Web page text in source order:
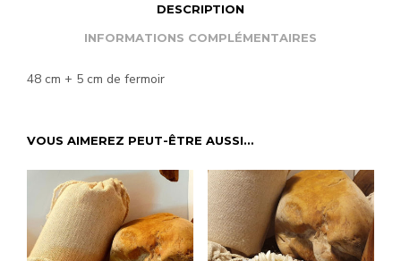
DESCRIPTION
INFORMATIONS COMPLÉMENTAIRES
48 cm + 5 cm de fermoir
VOUS AIMEREZ PEUT-ÊTRE AUSSI…